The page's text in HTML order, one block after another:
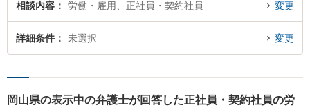
相談内容 労働・雇用、正社員・契約社員 変更
詳細条件 未選択 変更
岡山県の表示中の弁護士が回答した正社員・契約社員の労